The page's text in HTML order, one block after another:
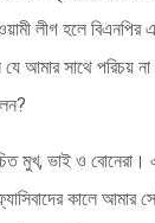
লীগ হলে বিএনপির
আমার সাথে পরিচয়
মুখ, ভাই ও
কালে আমার